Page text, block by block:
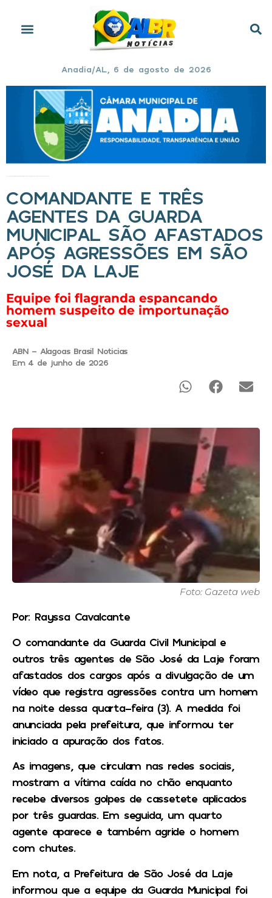
Anadia/AL, 6 de agosto de 2026
COMANDANTE E TRÊS
AGENTES DA GUARDA
MUNICIPAL SÃO AFASTADOS
APÓS AGRESSÕES EM SÃO
JOSÉ DA LAJE
Equipe foi flagranda espancando
homem suspeito de importunação
sexual
ABN - Alagoas Brasil Noticias
Em 4 de junho de 2026
Foto: Gazeta web
Por: Rayssa Cavalcante
O comandante da Guarda Civil Municipal e
outros três agentes de São José da Laje foram
afastados dos cargos após a divulgação de um
vídeo que registra agressões contra um homem
na noite dessa quarta-feira (3). A medida foi
anunciada pela prefeitura, que informou ter
iniciado a apuração dos fatos.
As imagens, que circulam nas redes sociais,
mostram a vítima caída no chão enquanto
recebe diversos golpes de cassetete aplicados
por três guardas. Em seguida, um quarto
agente aparece e também agride o homem
com chutes.
Em nota, a Prefeitura de São José da Laje
informou que a equipe da Guarda Municipal foi